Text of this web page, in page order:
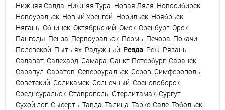
Нижняя Салда Нижняя Тура Новая Ляля Новосибирск
Новоуральск Новый Уренгой Норильск Ноябрьск
Нягань Обнинск Октябрьский Омск Оренбург Орск
Пангоды Пенза Первоуральск Пермь Печора Покачи
Полевской Пыть-ях Радужный Ревда Реж Рязань
Салават Салехард Самара Санкт-Петербург Саранск
Сарапул Саратов Североуральск Серов Симферополь
Советский Соликамск Солнечный Сосновоборск
Среднеуральск Ставрополь Стерлитамак Сургут
Сухой лог Сысерть Тавда Талица Тарко-Сале Тобольск